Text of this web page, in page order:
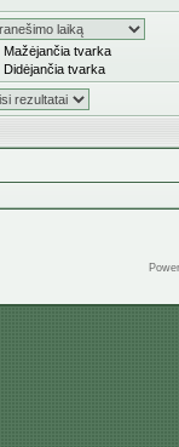
Mažėjančia tvarka
Didėjančia tvarka